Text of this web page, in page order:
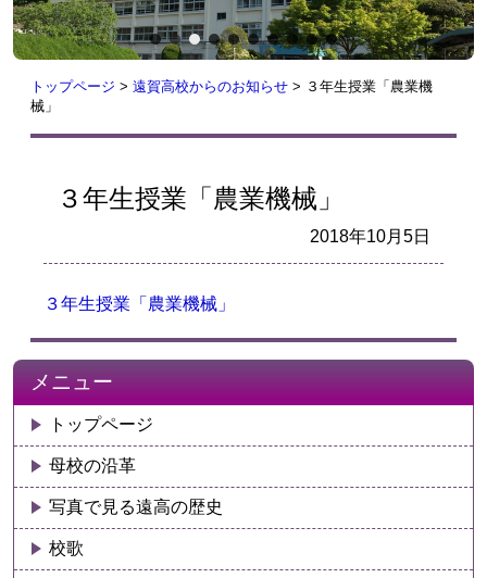
トップページ > 遠賀高校からのお知らせ > ３年生授業「農業機
械」
３年生授業「農業機械」
2018年10月5日
３年生授業「農業機械」
メニュー
トップページ
母校の沿革
写真で見る遠高の歴史
校歌